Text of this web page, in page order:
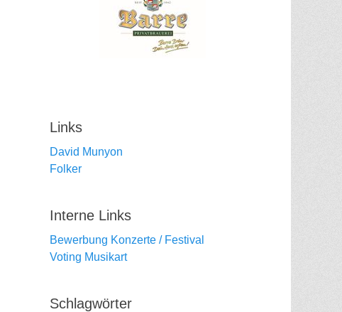
Links
David Munyon
Folker
Interne Links
Bewerbung Konzerte / Festival
Voting Musikart
Schlagwörter